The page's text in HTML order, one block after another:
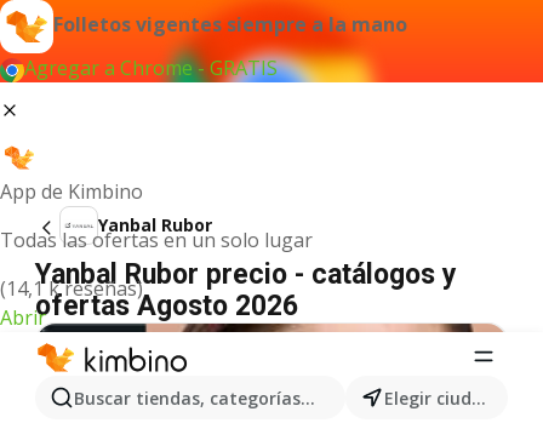
Folletos vigentes siempre a la mano
Agregar a Chrome - GRATIS
App de Kimbino
Todas las ofertas en un solo lugar
(14,1 k reseñas)
Abrir
Buscar tiendas, categorías, productos... Elegir ciudad
Yanbal Rubor
Yanbal Rubor precio - catálogos y
ofertas Agosto 2026